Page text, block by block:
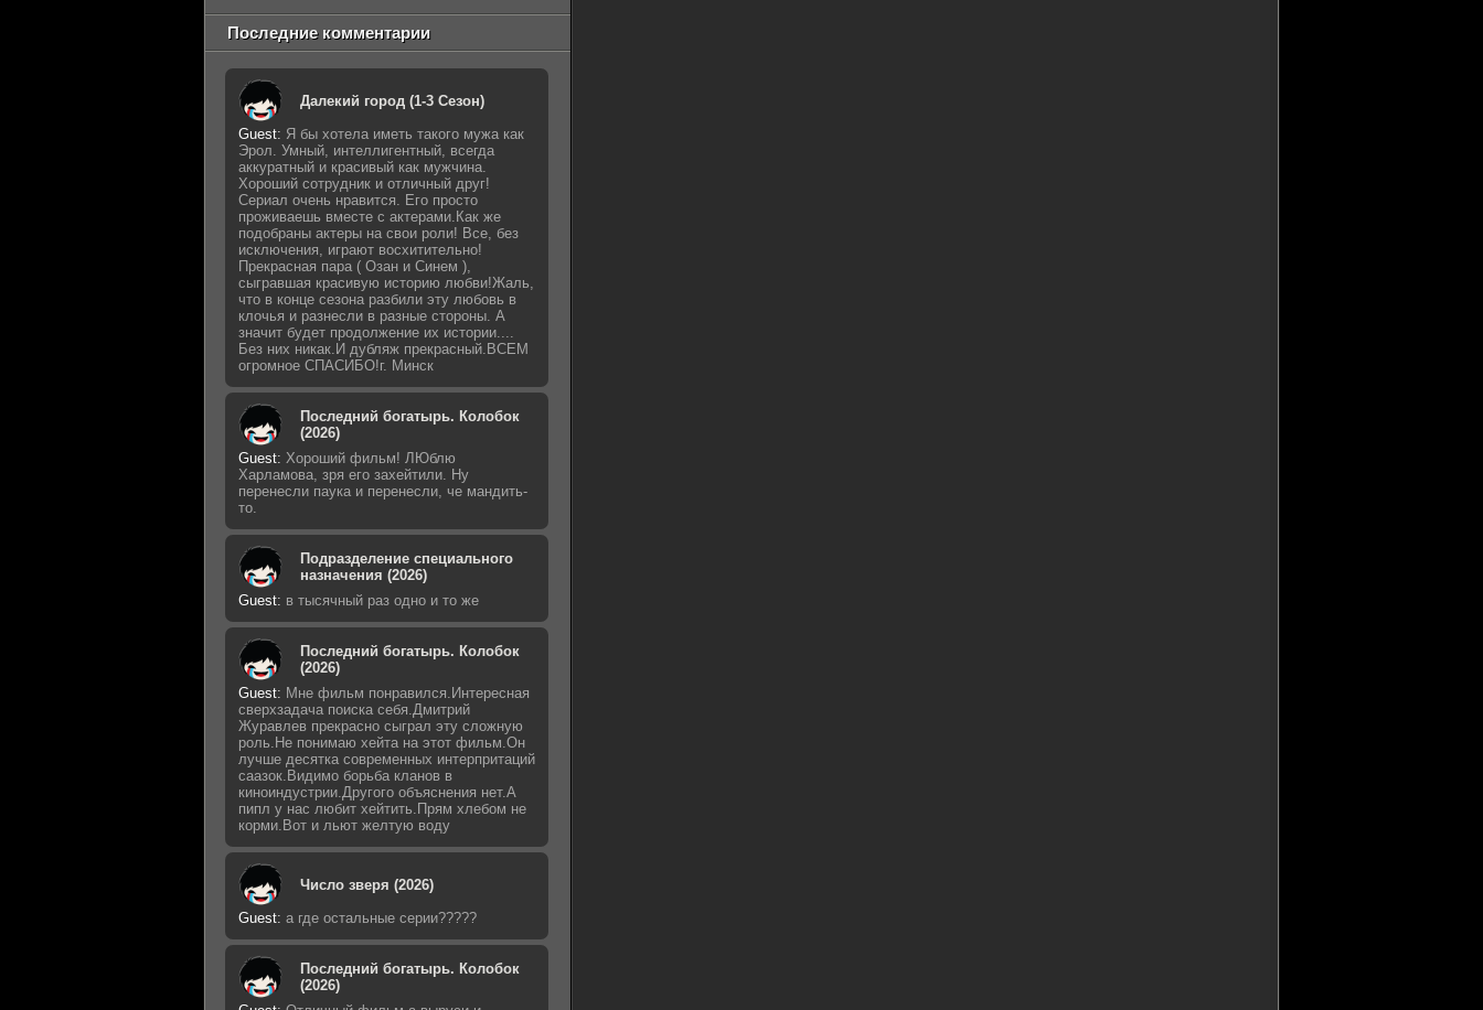
Последние комментарии
Далекий город (1-3 Сезон)
Guest: Я бы хотела иметь такого мужа как
Эрол. Умный, интеллигентный, всегда
аккуратный и красивый как мужчина.
Хороший сотрудник и отличный друг!
Сериал очень нравится. Его просто
проживаешь вместе с актерами.Как же
подобраны актеры на свои роли! Все, без
исключения, играют восхитительно!
Прекрасная пара ( Озан и Синем ),
сыгравшая красивую историю любви!Жаль,
что в конце сезона разбили эту любовь в
клочья и разнесли в разные стороны. А
значит будет продолжение их истории....
Без них никак.И дубляж прекрасный.ВСЕМ
огромное СПАСИБО!г. Минск
Последний богатырь. Колобок
(2026)
Guest: Хороший фильм! ЛЮблю
Харламова, зря его захейтили. Ну
перенесли паука и перенесли, че мандить-
то.
Подразделение специального
назначения (2026)
Guest: в тысячный раз одно и то же
Последний богатырь. Колобок
(2026)
Guest: Мне фильм понравился.Интересная
сверхзадача поиска себя.Дмитрий
Журавлев прекрасно сыграл эту сложную
роль.Не понимаю хейта на этот фильм.Он
лучше десятка современных интерпритаций
саазок.Видимо борьба кланов в
киноиндустрии.Другого объяснения нет.А
пипл у нас любит хейтить.Прям хлебом не
корми.Вот и льют желтую воду
Число зверя (2026)
Guest: а где остальные серии?????
Последний богатырь. Колобок
(2026)